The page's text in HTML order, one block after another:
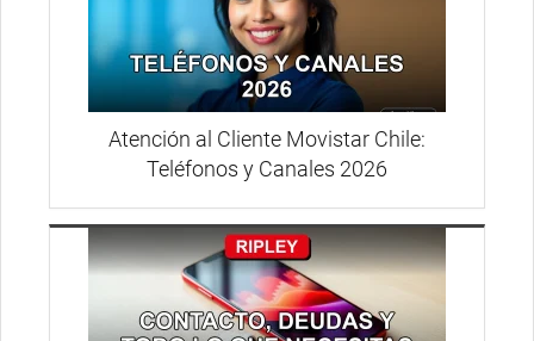
Atención al Cliente Movistar Chile:
Teléfonos y Canales 2026